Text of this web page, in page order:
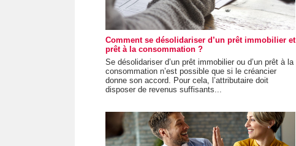
Comment se désolidariser d’un prêt immobilier et
prêt à la consommation ?
Se désolidariser d’un prêt immobilier ou d’un prêt à la
consommation n’est possible que si le créancier
donne son accord. Pour cela, l’attributaire doit
disposer de revenus suffisants...